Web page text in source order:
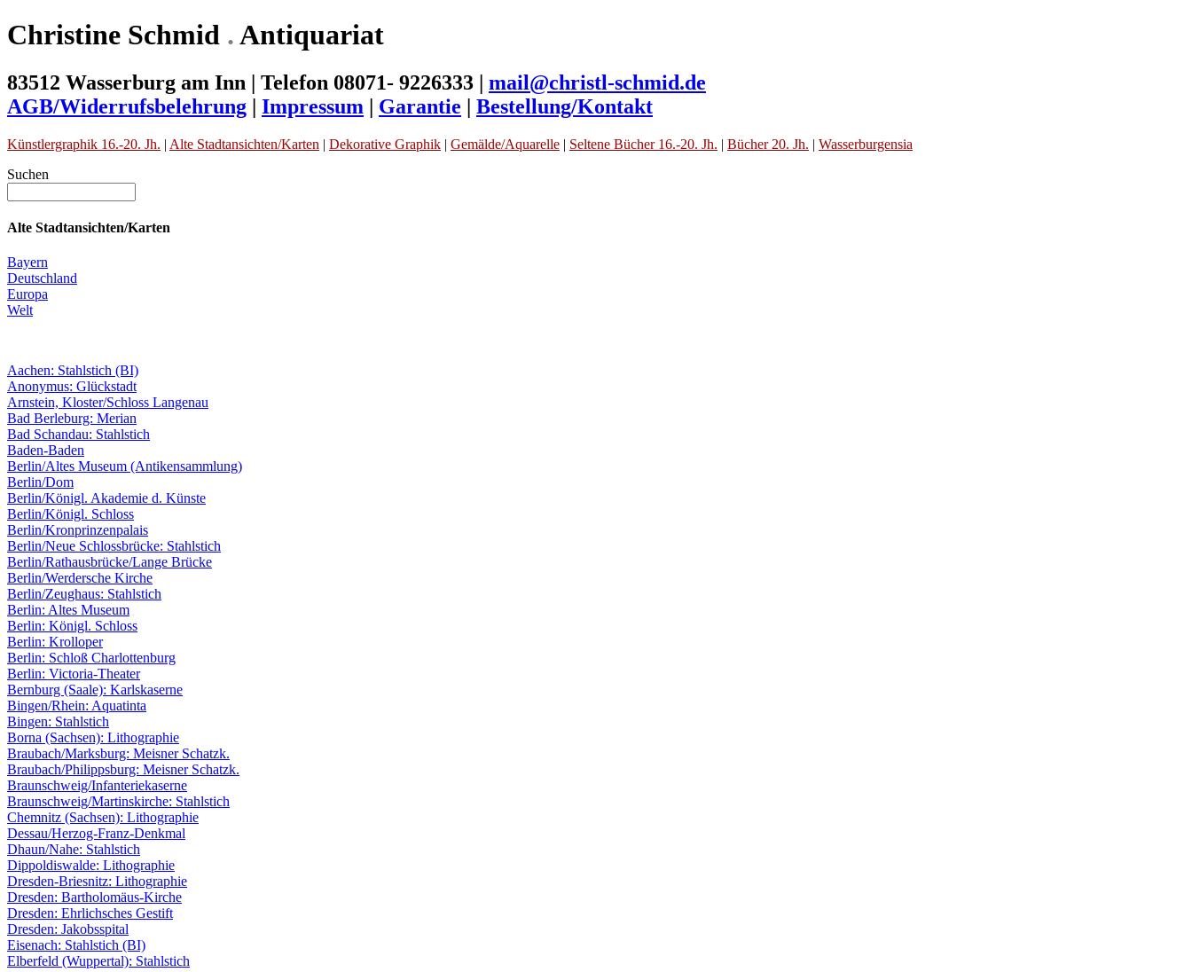
Christine Schmid .Antiquariat
83512 Wasserburg am Inn | Telefon 08071- 9226333 | mail@christl-schmid.de
AGB/Widerrufsbelehrung | Impressum | Garantie | Bestellung/Kontakt
Künstlergraphik 16.-20. Jh. | Alte Stadtansichten/Karten | Dekorative Graphik | Gemälde/Aquarelle | Seltene Bücher 16.-20. Jh. | Bücher 20. Jh. | Wasserburgensia
Suchen
Alte Stadtansichten/Karten
Bayern
Deutschland
Europa
Welt
Aachen: Stahlstich (BI)
Anonymus: Glückstadt
Arnstein, Kloster/Schloss Langenau
Bad Berleburg: Merian
Bad Schandau: Stahlstich
Baden-Baden
Berlin/Altes Museum (Antikensammlung)
Berlin/Dom
Berlin/Königl. Akademie d. Künste
Berlin/Königl. Schloss
Berlin/Kronprinzenpalais
Berlin/Neue Schlossbrücke: Stahlstich
Berlin/Rathausbrücke/Lange Brücke
Berlin/Werdersche Kirche
Berlin/Zeughaus: Stahlstich
Berlin: Altes Museum
Berlin: Königl. Schloss
Berlin: Krolloper
Berlin: Schloß Charlottenburg
Berlin: Victoria-Theater
Bernburg (Saale): Karlskaserne
Bingen/Rhein: Aquatinta
Bingen: Stahlstich
Borna (Sachsen): Lithographie
Braubach/Marksburg: Meisner Schatzk.
Braubach/Philippsburg: Meisner Schatzk.
Braunschweig/Infanteriekaserne
Braunschweig/Martinskirche: Stahlstich
Chemnitz (Sachsen): Lithographie
Dessau/Herzog-Franz-Denkmal
Dhaun/Nahe: Stahlstich
Dippoldiswalde: Lithographie
Dresden-Briesnitz: Lithographie
Dresden: Bartholomäus-Kirche
Dresden: Ehrlichsches Gestift
Dresden: Jakobsspital
Eisenach: Stahlstich (BI)
Elberfeld (Wuppertal): Stahlstich